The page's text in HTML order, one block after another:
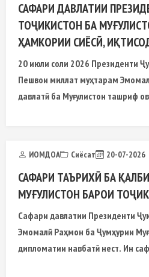
САФАРИ ДАВЛАТИИ
ТОҶИКИСТОН БА
ҲАМКОРИИ СИЁСӢ,
20 июли соли 2026 Президенти
Пешвои миллат муҳтарам
давлатӣ ба Муғулистон ташриф
ИОМДОА Сиёсат 20-07-2026
САФАРИ ТАЪРИХӢ БА
МУҒУЛИСТОН БАРОИ
Сафари давлатии Президенти
Эмомалӣ Раҳмон ба Ҷумҳурии
дипломатии навбатӣ нест. Ин